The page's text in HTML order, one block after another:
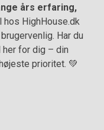
års erfaring,
hos HighHouse.dk
Har du
for dig – din
prioritet. 💚